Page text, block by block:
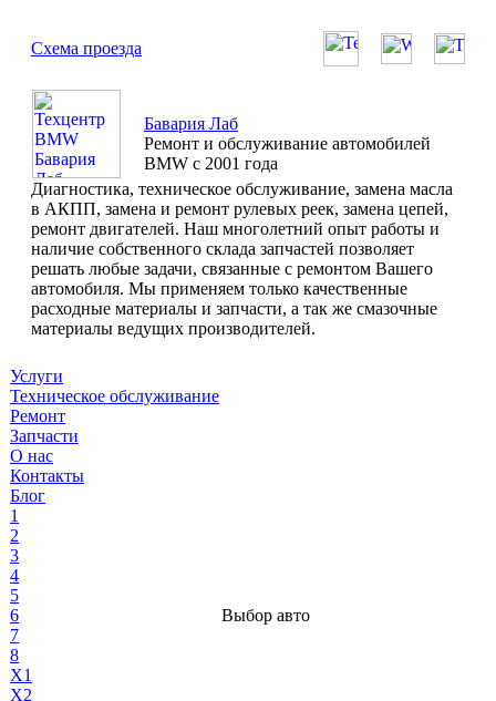
Схема проезда
Бавария Лаб
Ремонт и обслуживание автомобилей
BMW с 2001 года
Диагностика, техническое обслуживание, замена масла
в АКПП, замена и ремонт рулевых реек, замена цепей,
ремонт двигателей. Наш многолетний опыт работы и
наличие собственного склада запчастей позволяет
решать любые задачи, связанные с ремонтом Вашего
автомобиля. Мы применяем только качественные
расходные материалы и запчасти, а так же смазочные
материалы ведущих производителей.
Услуги
Техническое обслуживание
Ремонт
Запчасти
О нас
Контакты
Блог
1
2
3
4
5
6
7
8
X1
X2
Выбор авто